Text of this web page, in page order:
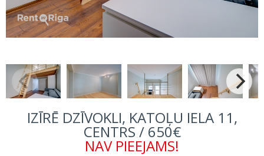
IZĪRĒ DZĪVOKLI, KATOĻU IELA 11,
CENTRS / 650€
NAV PIEEJAMS!